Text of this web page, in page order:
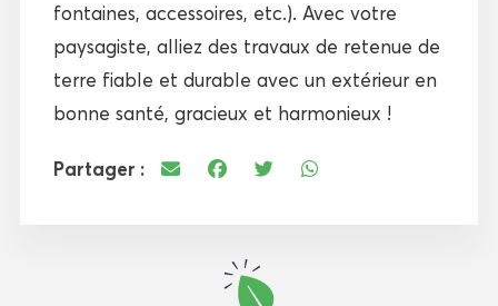
fontaines, accessoires, etc.). Avec votre
paysagiste, alliez des travaux de retenue de
terre fiable et durable avec un extérieur en
bonne santé, gracieux et harmonieux !
Partager :